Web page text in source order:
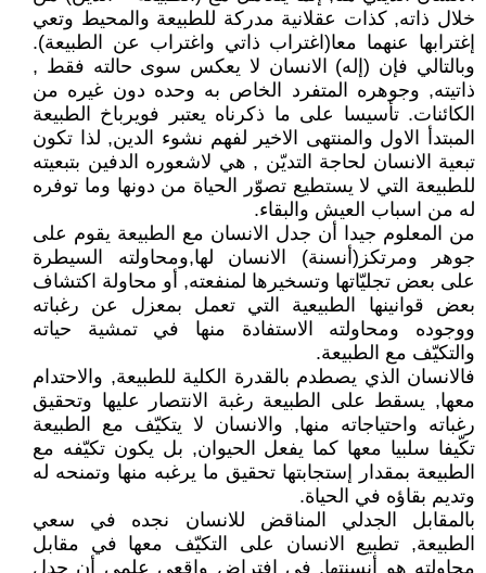
خلال ذاته, كذات عقلانية مدركة للطبيعة والمحيط وتعي
إغترابها عنهما معا(اغتراب ذاتي واغتراب عن الطبيعة).
وبالتالي فإن (إله) الانسان لا يعكس سوى حالته فقط ,
ذاتيته, وجوهره المتفرد الخاص به وحده دون غيره من
الكائنات. تأسيسا على ما ذكرناه يعتبر فويرباخ الطبيعة
المبتدأ الاول والمنتهى الاخير لفهم نشوء الدين, لذا تكون
تبعية الانسان لحاجة التديّن , هي لاشعوره الدفين بتبعيته
للطبيعة التي لا يستطيع تصوّر الحياة من دونها وما توفره
له من اسباب العيش والبقاء.
من المعلوم جيدا أن جدل الانسان مع الطبيعة يقوم على
جوهر ومرتكز(أنسنة) الانسان لها,ومحاولته السيطرة
على بعض تجليّاتها وتسخيرها لمنفعته, أو محاولة اكتشاف
بعض قوانينها الطبيعية التي تعمل بمعزل عن رغباته
ووجوده ومحاولته الاستفادة منها في تمشية حياته
والتكيّف مع الطبيعة.
فالانسان الذي يصطدم بالقدرة الكلية للطبيعة, والاحتدام
معها, يسقط على الطبيعة رغبة الانتصار عليها وتحقيق
رغباته واحتياجاته منها, والانسان لا يتكيّف مع الطبيعة
تكّيفا سلبيا معها كما يفعل الحيوان, بل يكون تكيّفه مع
الطبيعة بمقدار إستجابتها تحقيق ما يرغبه منها وتمنحه له
وتديم بقاؤه في الحياة.
بالمقابل الجدلي المناقض للانسان نجده في سعي
الطبيعة, تطبيع الانسان على التكيّف معها في مقابل
محاولته هو أنسنتها, في افتراض واقعي علمي أن جدل